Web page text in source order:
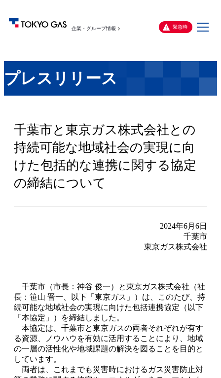
企業・グループ情報 緊急時
メ
プレスリリース
千葉市と東京ガス株式会社との
持続可能な地域社会の実現に向
けた包括的な連携に関する協定
の締結について
2024年6月6日
千葉市
東京ガス株式会社
千葉市（市長：神谷 俊一）と東京ガス株式会社（社
長：笹山 晋一、以下「東京ガス」）は、このたび、持
続可能な地域社会の実現に向けた包括連携協定（以下
「本協定」）を締結しました。
本協定は、千葉市と東京ガスの両者それぞれが有す
る資源、ノウハウを有効に活用することにより、地域
の一層の活性化や地域課題の解決を図ることを目的と
しています。
両者は、これまでも災害時におけるガス災害防止対